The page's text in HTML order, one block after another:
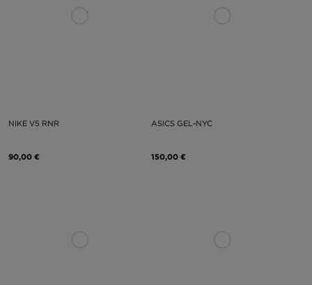
NIKE V5 RNR
90,00 €
ASICS GEL-NYC
150,00 €